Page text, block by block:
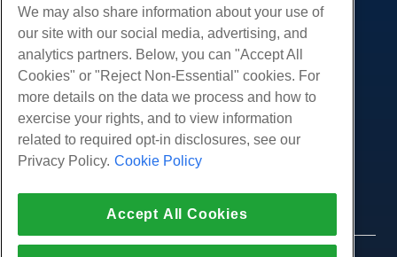
Produkte
Web-Hosting
Business Hosting
Reseller Hosting
White Label Reseller
Verwaltete Linux. VPS
Verwaltete Fenster. VPS
Nicht verwaltetes Windows VPS
Cloud-Server
Dienstleistungen
Website-Migrationen
Gemeinschaft
Produktdokumentation
Tutorials
Unternehmen
Über uns
Drücken Sie
Datenschutz-Bestimmungen
Strafverfolgung
Unterstützung
Live-Chat mit uns
We may also share information about your use of
our site with our social media, advertising, and
analytics partners. Below, you can "Accept All
Cookies" or "Reject Non-Essential" cookies. For
more details on the data we process and how to
exercise your rights, and to view information
related to required opt-in disclosures, see our
Privacy Policy. Cookie Policy
Accept All Cookies